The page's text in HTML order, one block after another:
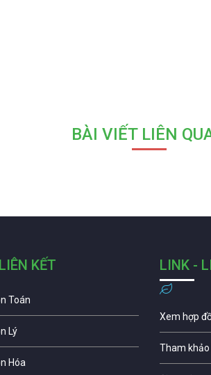
BÀI VIẾT LIÊN
KẾT
Toán
Lý
Hóa
LINK -
Xem hợp
Tham